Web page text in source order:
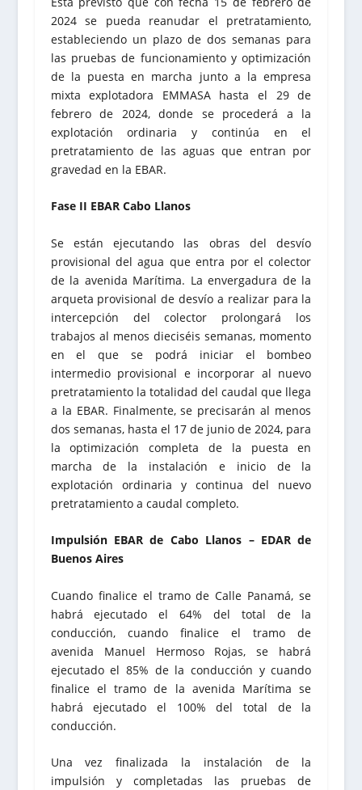
2024 se pueda reanudar el pretratamiento,
estableciendo un plazo de dos semanas para
las pruebas de funcionamiento y optimización
de la puesta en marcha junto a la empresa
mixta explotadora EMMASA hasta el 29 de
febrero de 2024, donde se procederá a la
explotación ordinaria y continúa en el
pretratamiento de las aguas que entran por
gravedad en la EBAR.
Fase II EBAR Cabo Llanos
Se están ejecutando las obras del desvío
provisional del agua que entra por el colector
de la avenida Marítima. La envergadura de la
arqueta provisional de desvío a realizar para la
intercepción del colector prolongará los
trabajos al menos dieciséis semanas, momento
en el que se podrá iniciar el bombeo
intermedio provisional e incorporar al nuevo
pretratamiento la totalidad del caudal que llega
a la EBAR. Finalmente, se precisarán al menos
dos semanas, hasta el 17 de junio de 2024, para
la optimización completa de la puesta en
marcha de la instalación e inicio de la
explotación ordinaria y continua del nuevo
pretratamiento a caudal completo.
Impulsión EBAR de Cabo Llanos – EDAR de
Buenos Aires
Cuando finalice el tramo de Calle Panamá, se
habrá ejecutado el 64% del total de la
conducción, cuando finalice el tramo de
avenida Manuel Hermoso Rojas, se habrá
ejecutado el 85% de la conducción y cuando
finalice el tramo de la avenida Marítima se
habrá ejecutado el 100% del total de la
conducción.
Una vez finalizada la instalación de la
impulsión y completadas las pruebas de